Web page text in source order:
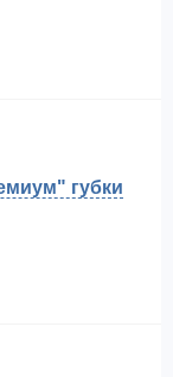
губки